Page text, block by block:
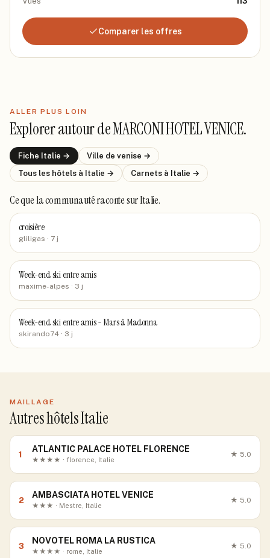
Comparer les offres
ALLER PLUS LOIN
Explorer autour deMARCONI HOTEL VENICE.
Fiche Italie → Ville de venise →
Tous les hôtels à Italie → Carnets à Italie →
Ce que la communauté racontesur Italie.
croisière
gliligas · 7 j
Week-end ski entre amis
maxime-alpes · 3 j
Week-end ski entre amis - Mars à Madonna
skirando74 · 3 j
MAILLAGE
Autres hôtels Italie
1
ATLANTIC PALACE HOTEL FLORENCE
★★★★ · florence, Italie
★ 5.0
2
AMBASCIATA HOTEL VENICE
★★★ · Mestre, Italie
★ 5.0
3
NOVOTEL ROMA LA RUSTICA
★★★★ · rome, Italie
★ 5.0